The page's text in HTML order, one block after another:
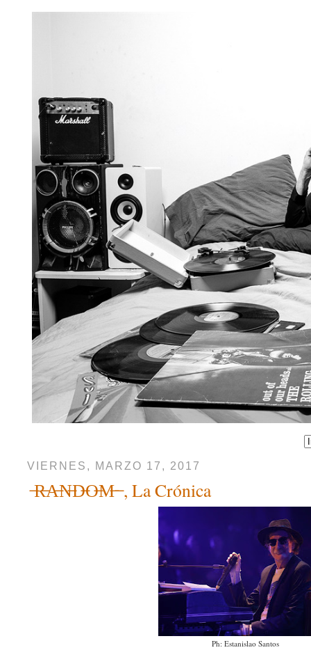
VIERNES, MARZO 17, 2017
̶R̶A̶N̶D̶O̶M̶ ̶ , La Crónica
Ph: Estanislao Santos